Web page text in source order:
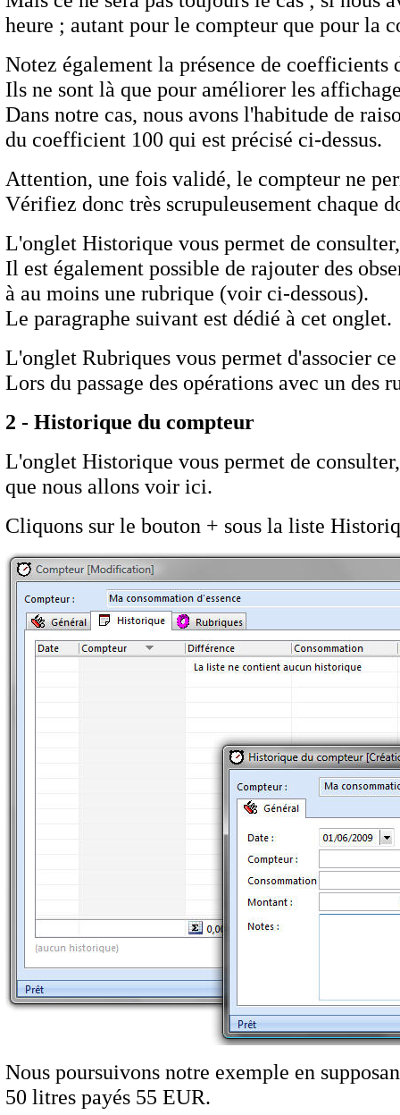
heure ; autant pour le compteur que pour la
Notez également la présence de coefficients
Ils ne sont là que pour améliorer les
Dans notre cas, nous avons l'habitude de
du coefficient 100 qui est précisé ci-dessus.
Attention, une fois validé, le compteur ne
Vérifiez donc très scrupuleusement chaque
L'onglet Historique vous permet de
Il est également possible de rajouter des
à au moins une rubrique (voir ci-dessous).
Le paragraphe suivant est dédié à cet onglet.
L'onglet Rubriques vous permet d'associer
Lors du passage des opérations avec un des
2 - Historique du compteur
L'onglet Historique vous permet de
que nous allons voir ici.
Cliquons sur le bouton + sous la liste
Nous poursuivons notre exemple en
50 litres payés 55 EUR.